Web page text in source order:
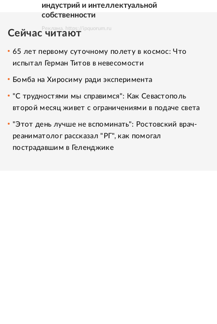
индустрий и интеллектуальной
собственности
Реклама. https://ipquorum.ru
Сейчас читают
65 лет первому суточному полету в космос: Что
испытал Герман Титов в невесомости
Бомба на Хиросиму ради эксперимента
"С трудностями мы справимся": Как Севастополь
второй месяц живет с ограничениями в подаче света
"Этот день лучше не вспоминать": Ростовский врач-
реаниматолог рассказал "РГ", как помогал
пострадавшим в Геленджике